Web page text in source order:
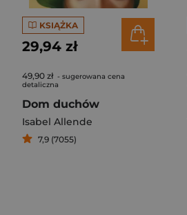
KSIĄŻKA
29,94 zł
49,90 zł - sugerowana cena
detaliczna
Dom duchów
Isabel Allende
7,9 (7055)